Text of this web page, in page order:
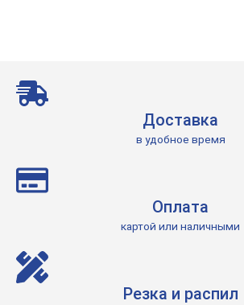
Доставка
в удобное время
Оплата
картой или наличными
Резка и распил